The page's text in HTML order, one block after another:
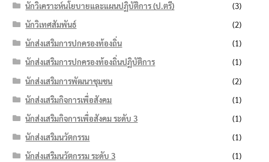
นักวิเคราะห์นโยบายและแผนปฏิบัติการ (ป.ตรี)
(3)
นักวิเทศสัมพันธ์
(2)
นักส่งเสริมการปกครองท้องถิ่น
(1)
นักส่งเสริมการปกครองท้องถิ่นปฏิบัติการ
(1)
นักส่งเสริมการพัฒนาชุมชน
(2)
นักส่งเสริมกิจการเพื่อสังคม
(1)
นักส่งเสริมกิจการเพื่อสังคม ระดับ 3
(1)
นักส่งเสริมนวัตกรรม
(1)
นักส่งเสริมนวัตกรรม ระดับ 3
(1)